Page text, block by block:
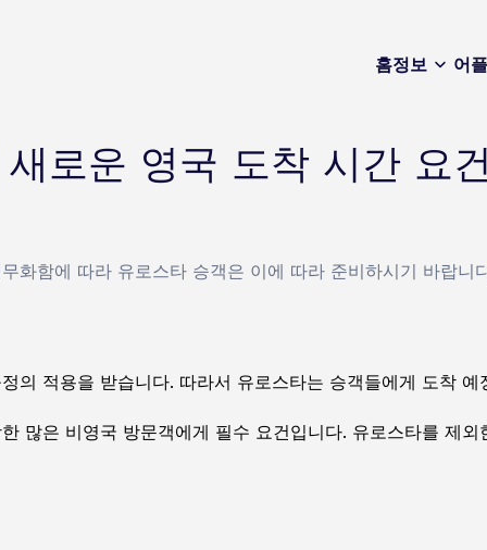
홈정보 어
로운 영국 도착 시간 요
화함에 따라 유로스타 승객은 이에 따라 준비하시기 바랍니
의 적용을 받습니다. 따라서 유로스타는 승객들에게 도착
많은 비영국 방문객에게 필수 요건입니다. 유로스타를 제